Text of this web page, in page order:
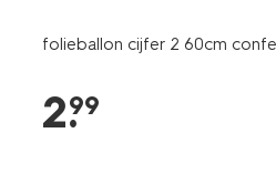
folieballon cijfer 2 60cm
2.
99